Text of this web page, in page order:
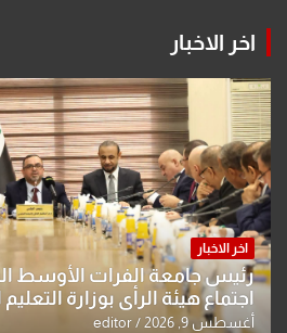
اخر الاخبار
اخر الاخبار
رئيس جامعة الفرات الأوسط
اجتماع هيئة الرأي بوزارة التعليم
أغسطس 9, 2026 editor